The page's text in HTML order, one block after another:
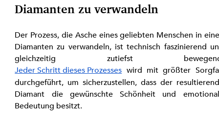
Diamanten zu verwandeln
Der Prozess, die Asche eines geliebten Menschen in
Diamanten zu verwandeln, ist technisch faszinierend
gleichzeitig zutiefst
Jeder Schritt dieses Prozesses wird mit größter
durchgeführt, um sicherzustellen, dass der
Diamant die gewünschte Schönheit und
Bedeutung besitzt.